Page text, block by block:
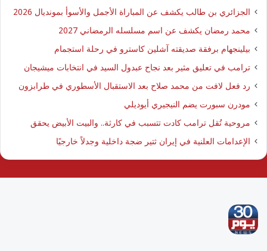
الجزائري بن طالب يكشف عن المباراة الأجمل والأسوأ بمونديال 2026
محمد رمضان يكشف عن اسم مسلسله الرمضاني 2027
بيلينجهام برفقة صديقته آشلين كاسترو في رحلة استجمام
ترامب في تعليق مثير بعد نجاح عبدول السيد في انتخابات ميشيجان
رد فعل لافت من محمد صلاح بعد الاستقبال الأسطوري في طرابزون
مودرن سبورت يضم النيجيري أيوديلي
مروحية تُقل ترامب كادت تتسبب في كارثة.. والبيت الأبيض يحقق
الإعدامات العلنية في إيران ثتير ضجة داخلية وجدلاً خارجيًا